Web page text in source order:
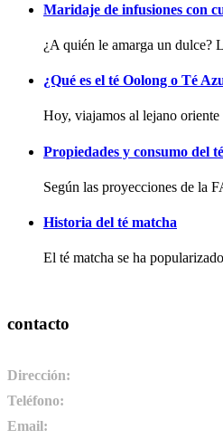
Maridaje de infusiones con
¿A quién le amarga un dulce?
¿Qué es el té Oolong o Té
Hoy, viajamos al lejano oriente
Propiedades y consumo del
Según las proyecciones de la
Historia del té matcha
El té matcha se ha
contacto
Dirección:
Teléfono:
Email: